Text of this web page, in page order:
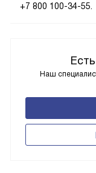
Наш
+7 800 100-34-55.